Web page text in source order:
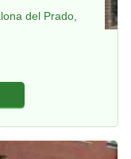
del Prado,